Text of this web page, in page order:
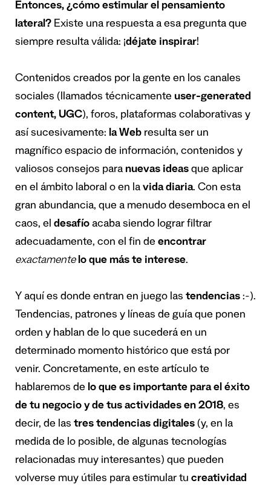
Entonces, ¿cómo estimular el pensamiento
lateral? Existe una respuesta a esa pregunta que
siempre resulta válida: ¡déjate inspirar!
Contenidos creados por la gente en los canales
sociales (llamados técnicamente user-generated
content, UGC), foros, plataformas colaborativas y
así sucesivamente: la Web resulta ser un
magnífico espacio de información, contenidos y
valiosos consejos para nuevas ideas que aplicar
en el ámbito laboral o en la vida diaria. Con esta
gran abundancia, que a menudo desemboca en el
caos, el desafío acaba siendo lograr filtrar
adecuadamente, con el fin de encontrar
exactamentelo que más te interese.
Y aquí es donde entran en juego las tendencias :-).
Tendencias, patrones y líneas de guía que ponen
orden y hablan de lo que sucederá en un
determinado momento histórico que está por
venir. Concretamente, en este artículo te
hablaremos de lo que es importante para el éxito
de tu negocio y de tus actividades en 2018, es
decir, de las tres tendencias digitales (y, en la
medida de lo posible, de algunas tecnologías
relacionadas muy interesantes) que pueden
volverse muy útiles para estimular tu creatividad